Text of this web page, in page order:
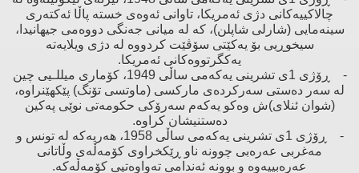
چالاكییەكانی دژی ئەمریكا، تاوانی ئەوەی خستە پاڵا ئەكتەری
سینەمایی (شارلی شاپلن)، كە لە میانی جەنگی دووەمی جیهانیدا،
سیخوڕیی بۆ یەكێتی سۆڤێت كردووە لە دژی ویلایەتە
یەكگرتووەكانی ئەمریكا.
- ڕۆژی 1ی تشرینی یەكەمی ساڵی 1949، كۆماری میللـیی چین
لە سەر دەستی سەركردەی ماركسی (ماوتسی تۆنگ) پێكهێنراوە،
(شوان ئنلای)ش وەكو یەكەم سەرۆكی حكومەتی نوێی پەكین
دەستنیشان كراوە.
- ڕۆژی 1ی تشرینی یەكەمی ساڵی 1958، هەریەكە لە تونس ‌و
مەغربی عەرەبی چوونە ناو ڕێكخراوی كۆمەڵەی وڵاتانی
عەرەبییەوە ‌و بوونە ئەندامی تەواوەتیی كۆمەڵەكە.